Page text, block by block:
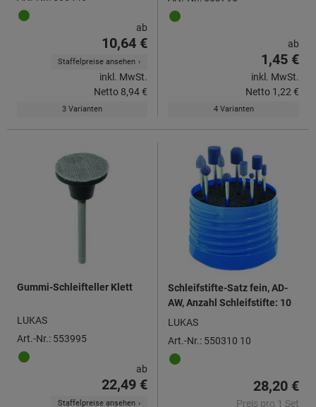
ab
10,64 €
Staffelpreise ansehen
inkl. MwSt.
Netto 8,94 €
3 Varianten
ab
1,45 €
inkl. MwSt.
Netto 1,22 €
4 Varianten
Gummi-Schleifteller Klett
LUKAS
Art.-Nr.: 553995
ab
22,49 €
Staffelpreise ansehen
Schleifstifte-Satz fein, AD-
AW, Anzahl Schleifstifte: 10
LUKAS
Art.-Nr.: 550310 10
28,20 €
Preis pro 1 Set